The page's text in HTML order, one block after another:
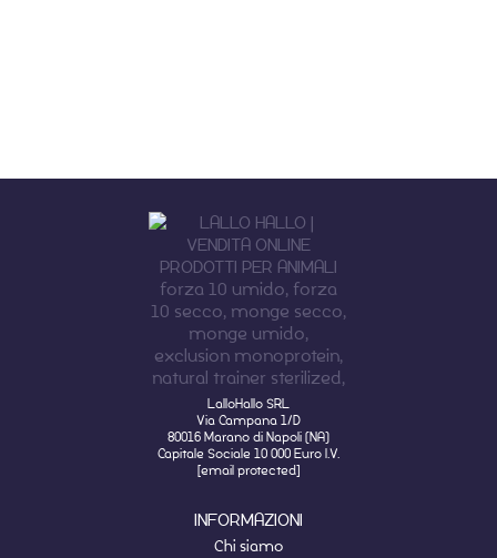
LalloHallo SRL
Via Campana 1/D
80016 Marano di Napoli (NA)
Capitale Sociale 10 000 Euro I.V.
[email protected]
INFORMAZIONI
Chi siamo